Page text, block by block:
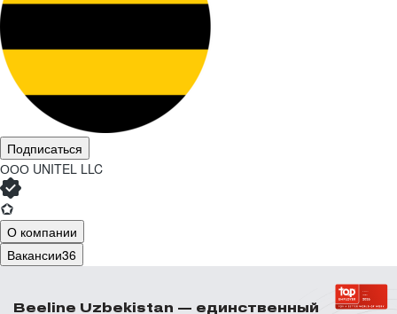
Подписаться
ООО UNITEL LLC
О компании
Вакансии36
Beeline Uzbekistan — единственный